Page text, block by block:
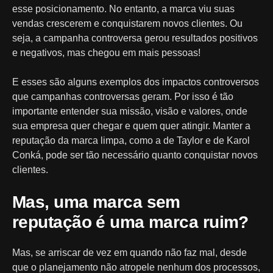
esse posicionamento. No entanto, a marca viu suas
vendas crescerem e conquistarem novos clientes. Ou
seja, a campanha controversa gerou resultados positivos
e negativos, mas chegou em mais pessoas!
E esses são alguns exemplos dos impactos controversos
que campanhas controversas geram. Por isso é tão
importante entender sua missão, visão e valores, onde
sua empresa quer chegar e quem quer atingir. Manter a
reputação da marca limpa, como a de Taylor e de Karol
Conká, pode ser tão necessário quanto conquistar novos
clientes.
Mas, uma marca sem
reputação é uma marca ruim?
Mas, se arriscar de vez em quando não faz mal, desde
que o planejamento não atropele nenhum dos processos,